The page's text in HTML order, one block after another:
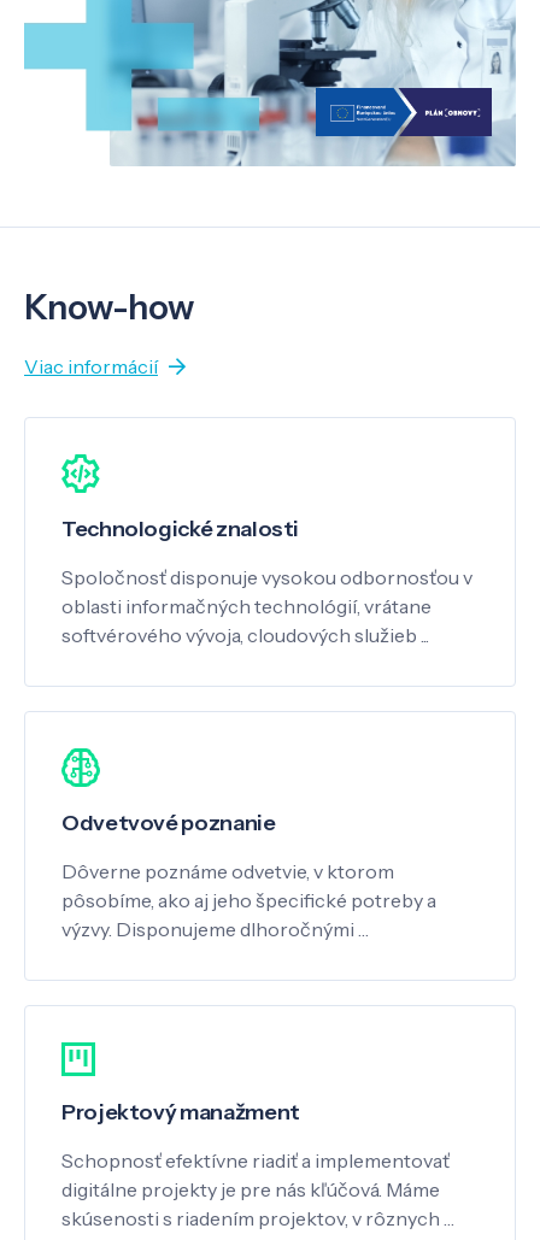
Know-how
Viac informácií
Technologické znalosti
Spoločnosť disponuje vysokou odbornosťou v
oblasti informačných technológií, vrátane
softvérového vývoja, cloudových služieb ...
Odvetvové poznanie
Dôverne poznáme odvetvie, v ktorom
pôsobíme, ako aj jeho špecifické potreby a
výzvy. Disponujeme dlhoročnými …
Projektový manažment
Schopnosť efektívne riadiť a implementovať
digitálne projekty je pre nás kľúčová. Máme
skúsenosti s riadením projektov, v rôznych …